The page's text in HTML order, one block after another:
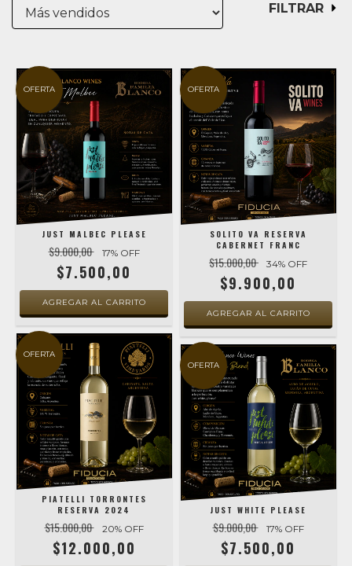
FILTRAR
OFERTA
JUST MALBEC PLEASE
$9.000,00 17% OFF
$7.500,00
OFERTA
SOLITO VA RESERVA
CABERNET FRANC
$15.000,00 34% OFF
$9.900,00
OFERTA
PIATELLI TORRONTES
RESERVA 2024
$15.000,00 20% OFF
$12.000,00
OFERTA
JUST WHITE PLEASE
$9.000,00 17% OFF
$7.500,00